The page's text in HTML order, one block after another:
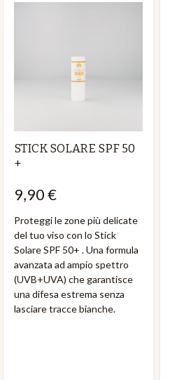
STICK SOLARE SPF 50
+
9,90 €
Proteggi le zone più delicate
del tuo viso con lo Stick
Solare SPF 50+ . Una formula
avanzata ad ampio spettro
(UVB+UVA) che garantisce
una difesa estrema senza
lasciare tracce bianche.